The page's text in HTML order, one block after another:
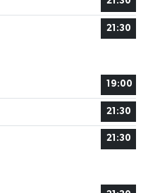
21:30
19:00
21:30
21:30